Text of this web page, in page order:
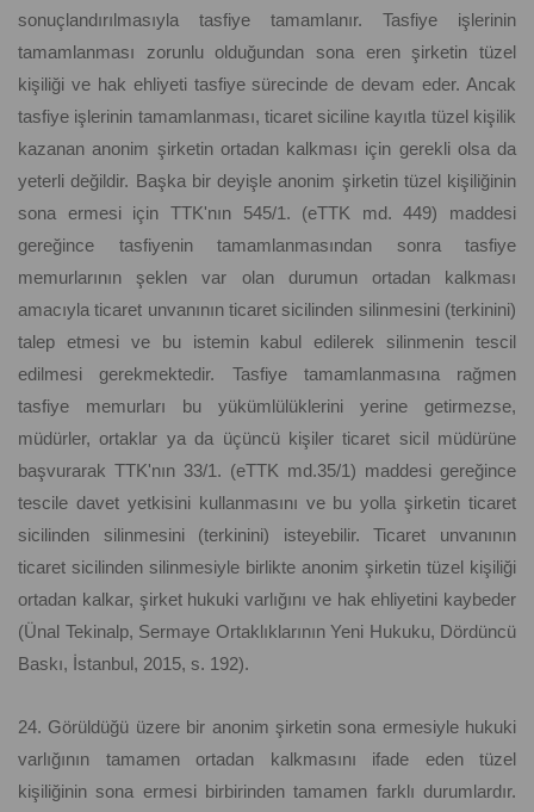
sonuçlandırılmasıyla tasfiye tamamlanır. Tasfiye işlerinin
tamamlanması zorunlu olduğundan sona eren şirketin tüzel
kişiliği ve hak ehliyeti tasfiye sürecinde de devam eder. Ancak
tasfiye işlerinin tamamlanması, ticaret siciline kayıtla tüzel kişilik
kazanan anonim şirketin ortadan kalkması için gerekli olsa da
yeterli değildir. Başka bir deyişle anonim şirketin tüzel kişiliğinin
sona ermesi için TTK'nın 545/1. (eTTK md. 449) maddesi
gereğince tasfiyenin tamamlanmasından sonra tasfiye
memurlarının şeklen var olan durumun ortadan kalkması
amacıyla ticaret unvanının ticaret sicilinden silinmesini (terkinini)
talep etmesi ve bu istemin kabul edilerek silinmenin tescil
edilmesi gerekmektedir. Tasfiye tamamlanmasına rağmen
tasfiye memurları bu yükümlülüklerini yerine getirmezse,
müdürler, ortaklar ya da üçüncü kişiler ticaret sicil müdürüne
başvurarak TTK'nın 33/1. (eTTK md.35/1) maddesi gereğince
tescile davet yetkisini kullanmasını ve bu yolla şirketin ticaret
sicilinden silinmesini (terkinini) isteyebilir. Ticaret unvanının
ticaret sicilinden silinmesiyle birlikte anonim şirketin tüzel kişiliği
ortadan kalkar, şirket hukuki varlığını ve hak ehliyetini kaybeder
(Ünal Tekinalp, Sermaye Ortaklıklarının Yeni Hukuku, Dördüncü
Baskı, İstanbul, 2015, s. 192).
24. Görüldüğü üzere bir anonim şirketin sona ermesiyle hukuki
varlığının tamamen ortadan kalkmasını ifade eden tüzel
kişiliğinin sona ermesi birbirinden tamamen farklı durumlardır.